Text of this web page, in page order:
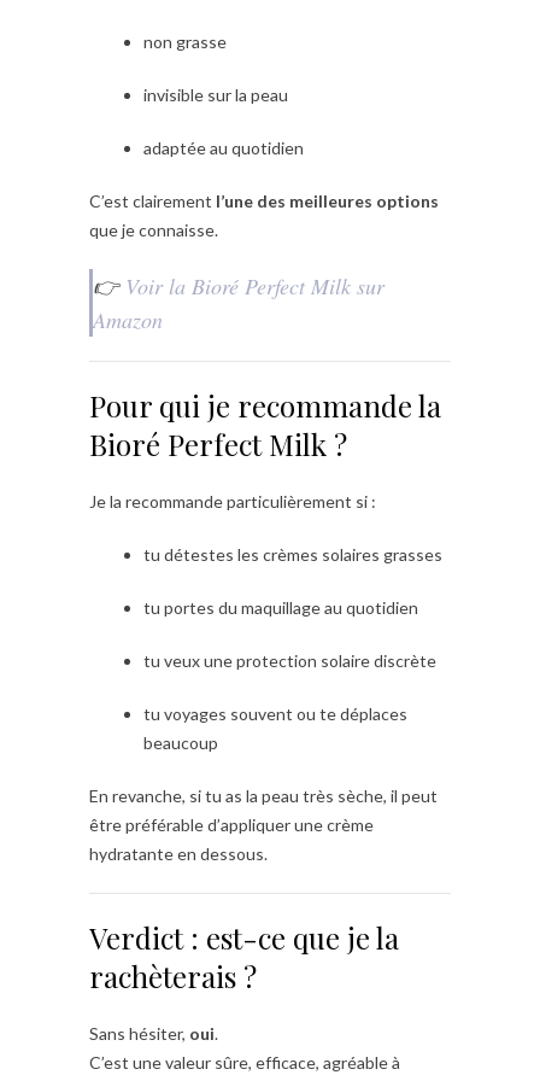
non grasse
invisible sur la peau
adaptée au quotidien
C’est clairement l’une des meilleures options
que je connaisse.
👉 Voir la Bioré Perfect Milk sur
Amazon
Pour qui je recommande la
Bioré Perfect Milk ?
Je la recommande particulièrement si :
tu détestes les crèmes solaires grasses
tu portes du maquillage au quotidien
tu veux une protection solaire discrète
tu voyages souvent ou te déplaces
beaucoup
En revanche, si tu as la peau très sèche, il peut
être préférable d’appliquer une crème
hydratante en dessous.
Verdict : est-ce que je la
rachèterais ?
Sans hésiter, oui.
C’est une valeur sûre, efficace, agréable à